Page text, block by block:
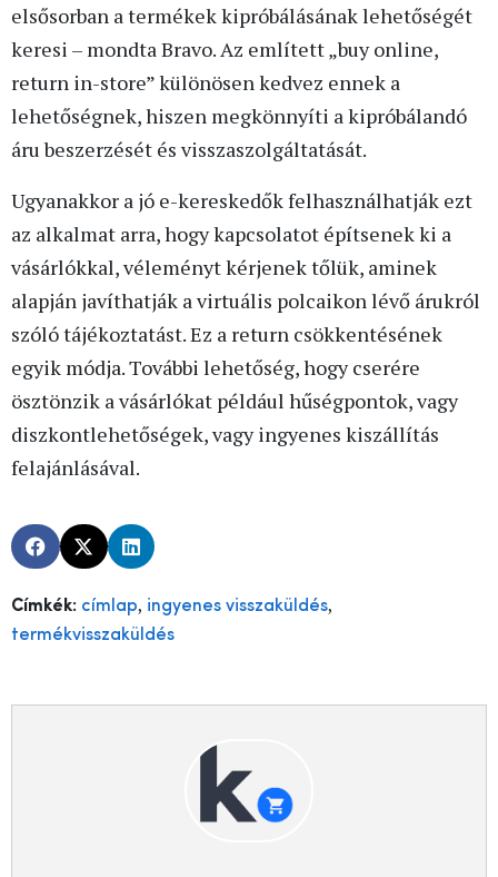
elsősorban a termékek kipróbálásának lehetőségét
keresi – mondta Bravo. Az említett „buy online,
return in-store” különösen kedvez ennek a
lehetőségnek, hiszen megkönnyíti a kipróbálandó
áru beszerzését és visszaszolgáltatását.
Ugyanakkor a jó e-kereskedők felhasználhatják ezt
az alkalmat arra, hogy kapcsolatot építsenek ki a
vásárlókkal, véleményt kérjenek tőlük, aminek
alapján javíthatják a virtuális polcaikon lévő árukról
szóló tájékoztatást. Ez a return csökkentésének
egyik módja. További lehetőség, hogy cserére
ösztönzik a vásárlókat például hűségpontok, vagy
diszkontlehetőségek, vagy ingyenes kiszállítás
felajánlásával.
Címkék: címlap, ingyenes visszaküldés,
termékvisszaküldés